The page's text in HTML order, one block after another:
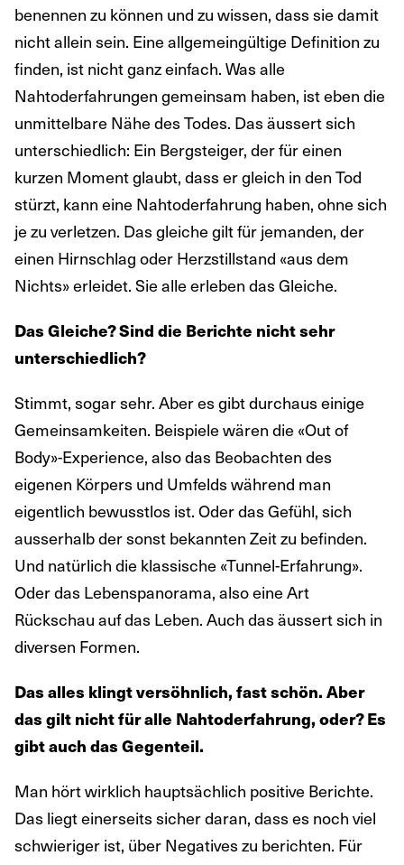
benennen zu können und zu wissen, dass sie damit
nicht allein sein. Eine allgemeingültige Definition zu
finden, ist nicht ganz einfach. Was alle
Nahtoderfahrungen gemeinsam haben, ist eben die
unmittelbare Nähe des Todes. Das äussert sich
unterschiedlich: Ein Bergsteiger, der für einen
kurzen Moment glaubt, dass er gleich in den Tod
stürzt, kann eine Nahtoderfahrung haben, ohne sich
je zu verletzen. Das gleiche gilt für jemanden, der
einen Hirnschlag oder Herzstillstand «aus dem
Nichts» erleidet. Sie alle erleben das Gleiche.
Das Gleiche? Sind die Berichte nicht sehr
unterschiedlich?
Stimmt, sogar sehr. Aber es gibt durchaus einige
Gemeinsamkeiten. Beispiele wären die «Out of
Body»-Experience, also das Beobachten des
eigenen Körpers und Umfelds während man
eigentlich bewusstlos ist. Oder das Gefühl, sich
ausserhalb der sonst bekannten Zeit zu befinden.
Und natürlich die klassische «Tunnel-Erfahrung».
Oder das Lebenspanorama, also eine Art
Rückschau auf das Leben. Auch das äussert sich in
diversen Formen.
Das alles klingt versöhnlich, fast schön. Aber
das gilt nicht für alle Nahtoderfahrung, oder? Es
gibt auch das Gegenteil.
Man hört wirklich hauptsächlich positive Berichte.
Das liegt einerseits sicher daran, dass es noch viel
schwieriger ist, über Negatives zu berichten. Für